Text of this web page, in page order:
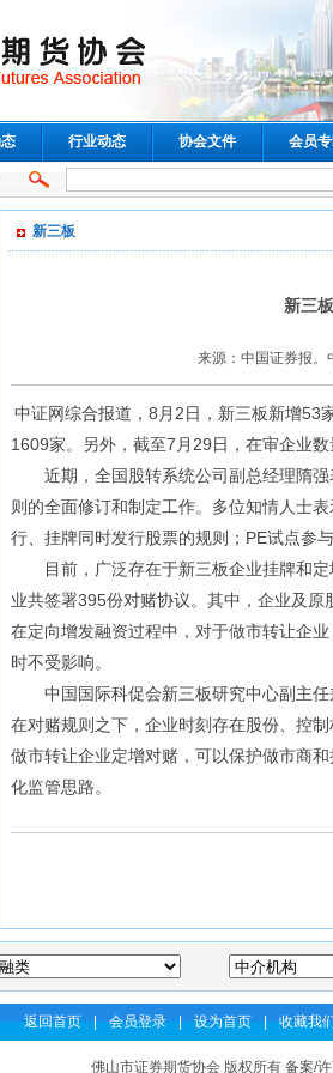
行业动态 协会文件 会员
新三板
新三
来源：中国证券报
中证网综合报道，8月2日，新三板新增53
1609家。另外，截至7月29日，在审企业
近期，全国股转系统公司副总经理隋强
则的全面修订和制定工作。多位知情人士
行、挂牌同时发行股票的规则；PE试点参
目前，广泛存在于新三板企业挂牌和定
业共签署395份对赌协议。其中，企业及
在定向增发融资过程中，对于做市转让企
时不受影响。
中国国际科促会新三板研究中心副主任
在对赌规则之下，企业时刻存在股份、控
做市转让企业定增对赌，可以保护做市商
化监管思路。
返回首页 | 会员登录 | 设为首页 | 收藏我
佛山市证券期货协会 版权所有 备案/